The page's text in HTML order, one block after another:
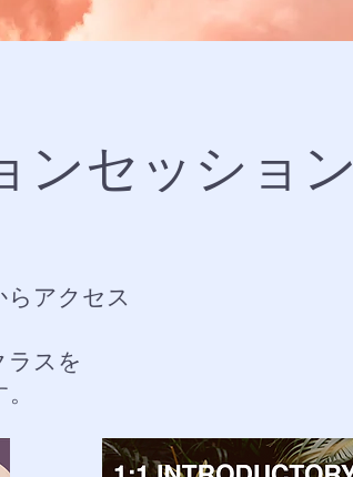
ンセッション
アクセス
ラスを